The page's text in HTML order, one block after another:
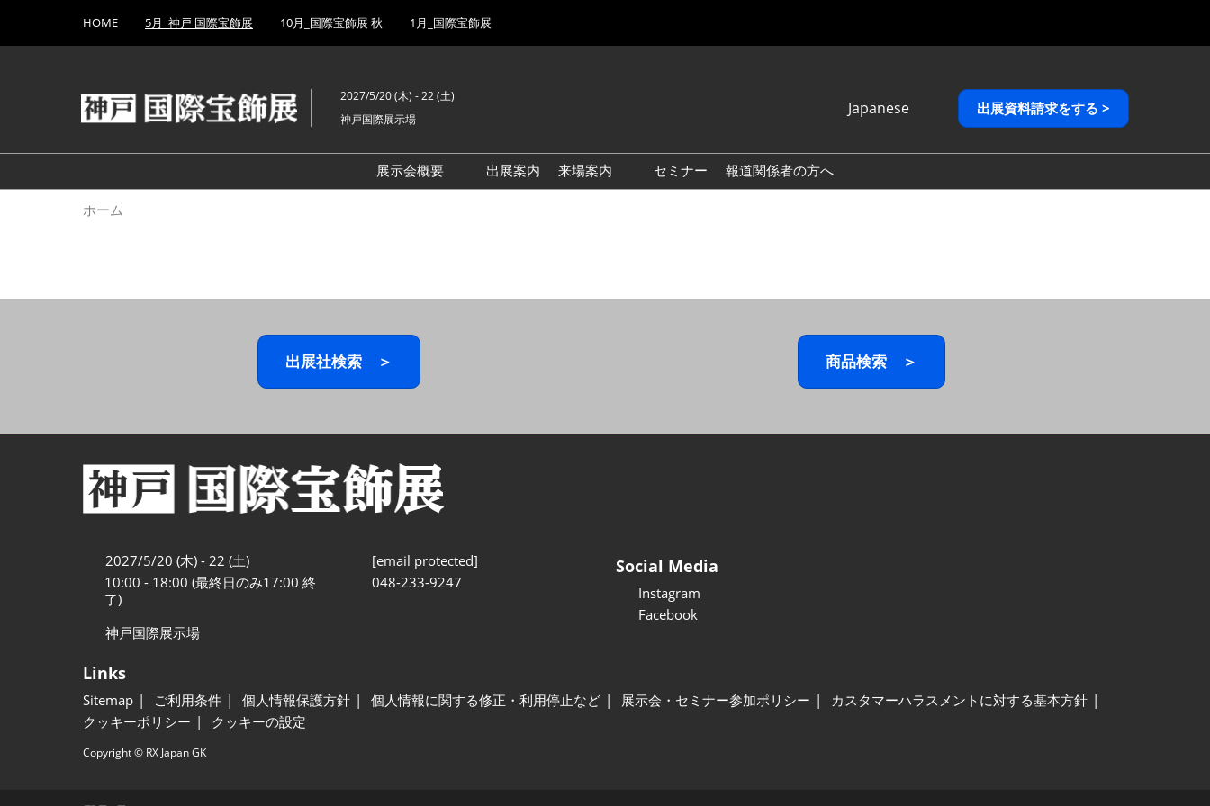
キ
し
て
to
HOME 5月_神戸 国際宝飾展 10月_国際宝飾展 秋 1月_国際宝飾展
2027/5/20 (木) - 22 (土)
神戸国際展示場
Japanese
English
繁體中文
出展資料請求をする >
展示会概要
出展案内
来場案内
セミナー 報道関係者の方へ
ホーム
出展社検索 ＞ 商品検索 ＞
2027/5/20 (木) - 22 (土)
10:00 - 18:00 (最終日のみ17:00 終
了)
神戸国際展示場
[email protected]
048-233-9247
Social Media
Instagram
Facebook
Links
Sitemap ご利用条件 個人情報保護方針 個人情報に関する修正・利用停止など 展示会・セミナー参加ポリシー
カスタマーハラスメントに対する基本方針
クッキーポリシー
クッキーの設定
Copyright © RX Japan GK